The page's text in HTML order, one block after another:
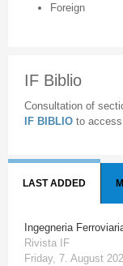
Foreign
IF Biblio
Consultation of
IF BIBLIO to
LAST ADDED
Ingegneria
Rivista IF
Friday, 7. August